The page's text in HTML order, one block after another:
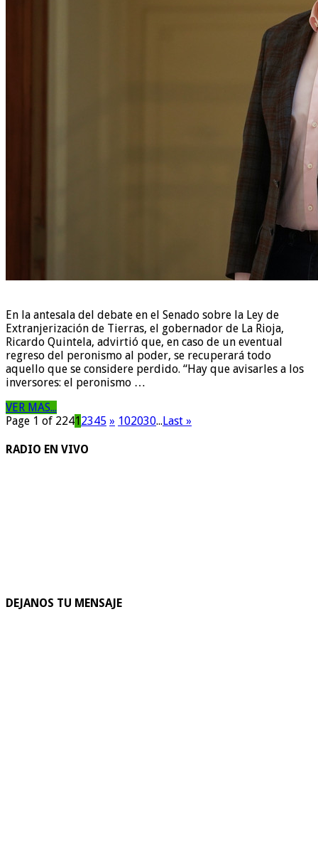
En la antesala del debate en el Senado sobre la Ley de
Extranjerización de Tierras, el gobernador de La Rioja,
Ricardo Quintela, advirtió que, en caso de un eventual
regreso del peronismo al poder, se recuperará todo
aquello que se considere perdido. “Hay que avisarles a los
inversores: el peronismo …
VER MAS...
Page 1 of 22412345 » 102030...Last »
RADIO EN VIVO
DEJANOS TU MENSAJE